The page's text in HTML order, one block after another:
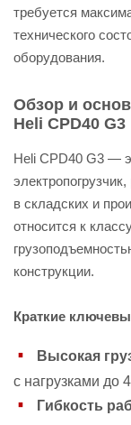
требуется
технического
оборудования.
Обзор и
Heli CPD40 G3
Heli CPD40 G3 —
в складских и
относится к
конструкции.
Краткие
Высокая
с нагрузками до
Гибкость